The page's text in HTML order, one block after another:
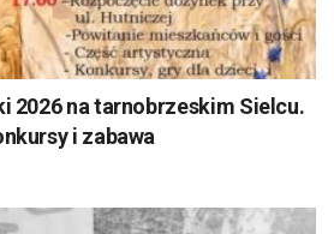
2026 na tarnobrzeskim Sielcu.
i zabawa